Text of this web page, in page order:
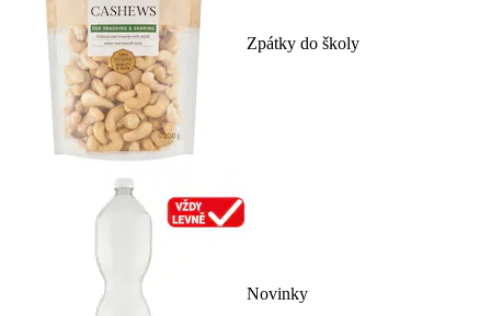
Zpátky do školy
Novinky